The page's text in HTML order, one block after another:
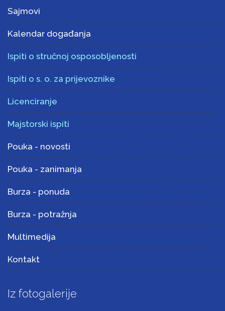
Sajmovi
Kalendar događanja
Ispiti o stručnoj osposobljenosti
Ispiti o s. o. za prijevoznike
Licenciranje
Majstorski ispiti
Pouka - novosti
Pouka - zanimanja
Burza - ponuda
Burza - potražnja
Multimedija
Kontakt
Iz fotogalerije